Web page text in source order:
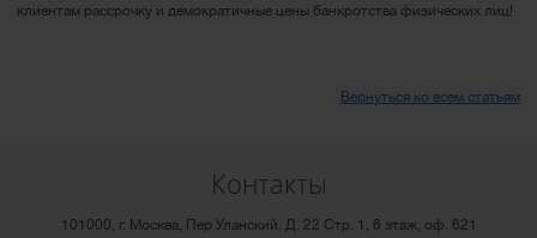
клиентам рассрочку и демократичные цены банкротства физических лиц!
Вернуться ко всем статьям
Контакты
101000, г. Москва, Пер Уланский, Д. 22 Стр. 1, 6 этаж, оф. 621